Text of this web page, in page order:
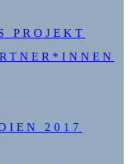
PROJEKT
2017